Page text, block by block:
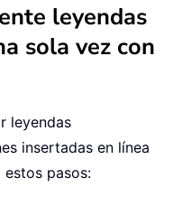
leyendas
sola vez con
leyendas
insertadas en línea
estos pasos: